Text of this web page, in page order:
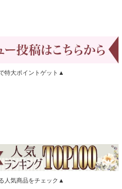
特大ポイントゲット▲
人気商品をチェック▲